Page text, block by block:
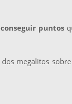
puntos
megalitos